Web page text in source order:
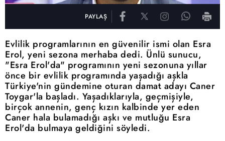
PAYLAŞ
Evlilik programlarının en güvenilir ismi olan Esra
Erol, yeni sezona merhaba dedi. Ünlü sunucu,
"Esra Erol'da" programının yeni sezonuna yıllar
önce bir evlilik programında yaşadığı aşkla
Türkiye'nin gündemine oturan damat adayı Caner
Toygar'la başladı. Yaşadıklarıyla, geçmişiyle,
birçok annenin, genç kızın kalbinde yer eden
Caner hala bulamadığı aşkı ve mutluğu Esra
Erol'da bulmaya geldiğini söyledi.